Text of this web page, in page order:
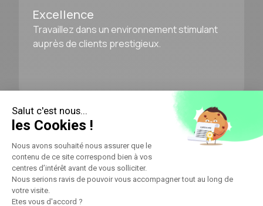
Excellence
Travaillez dans un environnement stimulant
auprès de clients prestigieux.